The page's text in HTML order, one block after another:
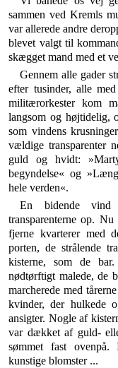
sammen ved Kremls
var allerede andre
blevet valgt til
skægget mand med et
Gennem alle gader
efter tusinder, alle
militærorkester kom
langsom og højtidelig,
som vindens
vældige transparenter
guld og hvidt:
begyndelse« og
hele verden«.
En bidende vind
transparenterne op.
fjerne kvarterer med
porten, de strålende
kisterne, som de
nødtørftigt malede, de
marcherede med
kvin­der, der hulkede
ansigter. Nogle af
var dækket af guld-
sømmet fast
kunstige blomster ...